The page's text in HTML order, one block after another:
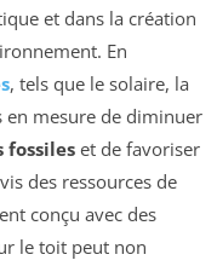
et dans la création
En
, tels que le solaire, la
en mesure de diminuer
fossiles et de favoriser
des ressources de
conçu avec des
le toit peut non